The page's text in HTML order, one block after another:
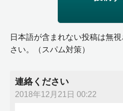
日本語が含まれない投稿は無
さい。（スパム対策）
連絡ください
2018年12月21日 00:22